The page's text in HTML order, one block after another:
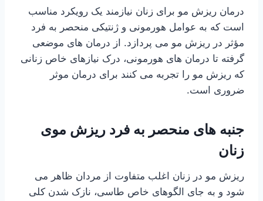
درمان ریزش مو برای زنان نیازمند یک رویکرد مناسب
است که به عوامل هورمونی و ژنتیکی منحصر به فرد
مؤثر در ریزش مو می پردازد. از درمان های موضعی
گرفته تا درمان های هورمونی، درک نیازهای خاص زنانی
که ریزش مو را تجربه می کنند برای درمان موثر
ضروری است.
جنبه های منحصر به فرد ریزش موی
زنان
ریزش مو در زنان اغلب متفاوت از مردان ظاهر می
شود و به جای الگوهای خاص طاسی، نازک شدن کلی